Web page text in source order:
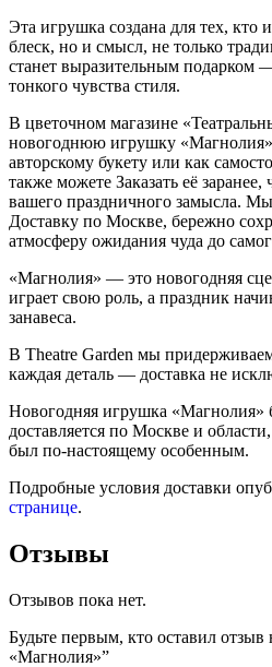
Эта игрушка создана для тех, кто
блеск, но и смысл, не только
станет выразительным подарком
тонкого чувства стиля.
В цветочном магазине
новогоднюю игрушку
авторскому букету или как
также можете Заказать её
вашего праздничного замысла.
Доставку по Москве, бережно
атмосферу ожидания чуда до
«Магнолия» — это новогодняя
играет свою роль, а праздник
занавеса.
В Theatre Garden мы
каждая деталь — доставка не
Новогодняя игрушка «Магнолия»
доставляется по Москве и
был по-настоящему особенным.
Подробные условия доставки
странице.
Отзывы
Отзывов пока нет.
Будьте первым, кто оставил
«Магнолия»”